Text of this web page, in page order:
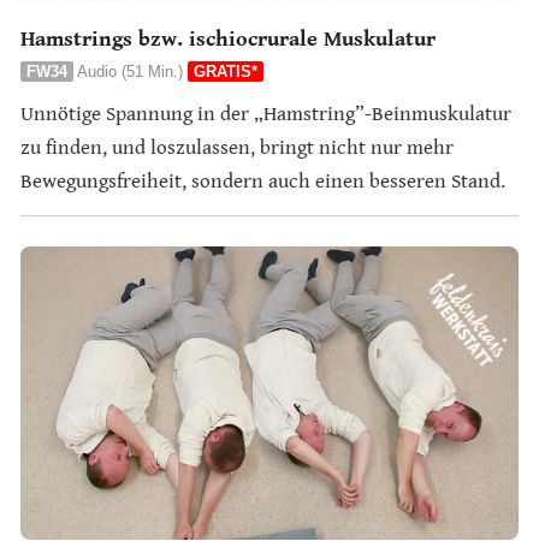
Hamstrings bzw. ischiocrurale Muskulatur
FW34 Audio (51 Min.) GRATIS*
Unnötige Spannung in der „Hamstring”-Beinmuskulatur
zu finden, und loszulassen, bringt nicht nur mehr
Bewegungsfreiheit, sondern auch einen besseren Stand.